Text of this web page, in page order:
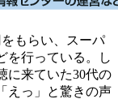
もらい、スーパ
を行っている。し
に来ていた30代の
えっ」と驚きの声